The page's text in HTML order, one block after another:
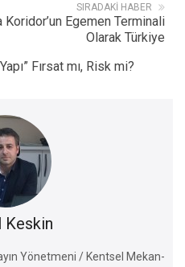
SIRADAKI HABER
Koridor’un Egemen Terminali
Olarak Türkiye
Fırsat mı, Risk mi?
Keskin
Yönetmeni / Kentsel Mekan-